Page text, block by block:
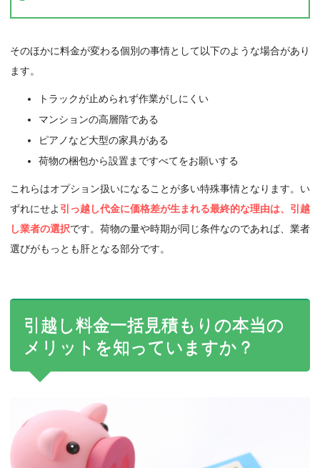
そのほかに料金が変わる個別の事情として以下のような場合があり
ます。
トラックが止められず作業がしにくい
マンションの高層階である
ピアノなど大型の家具がある
荷物の梱包から設置まですべてをお願いする
これらはオプション扱いになることが多い特殊事情となります。い
ずれにせよ 引っ越し代金に価格差が生まれる最終的な理由は、引越
し業者の選択です。荷物の量や時期が同じ条件なのであれば、業者
選びがもっとも肝となる部分です。
引越し料金一括見積もりの本当の
メリットを知っていますか？